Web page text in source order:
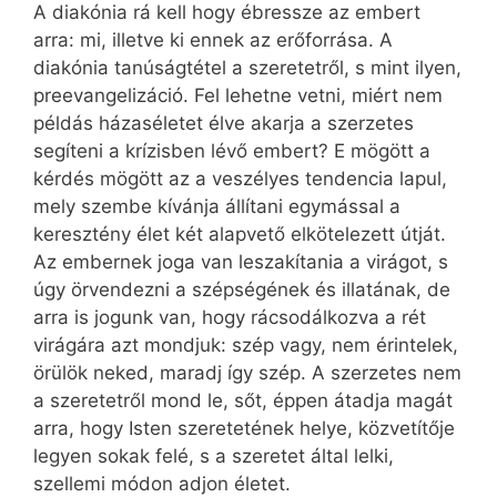
A diakónia rá kell hogy ébressze az embert
arra: mi, illetve ki ennek az erőforrása. A
diakónia tanúságtétel a szeretetről, s mint ilyen,
preevangelizáció. Fel lehetne vetni, miért nem
példás házaséletet élve akarja a szerzetes
segíteni a krízisben lévő embert? E mögött a
kérdés mögött az a veszélyes tendencia lapul,
mely szembe kívánja állítani egymással a
keresztény élet két alapvető elkötelezett útját.
Az embernek joga van leszakítania a virágot, s
úgy örvendezni a szépségének és illatának, de
arra is jogunk van, hogy rácsodálkozva a rét
virágára azt mondjuk: szép vagy, nem érintelek,
örülök neked, maradj így szép. A szerzetes nem
a szeretetről mond le, sőt, éppen átadja magát
arra, hogy Isten szeretetének helye, közvetítője
legyen sokak felé, s a szeretet által lelki,
szellemi módon adjon életet.